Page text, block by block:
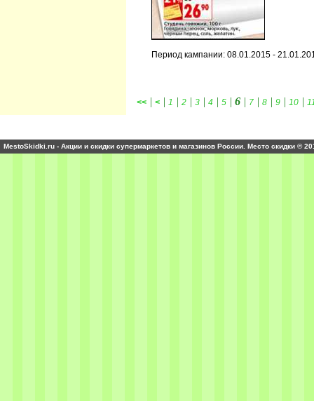
Период кампании: 08.01.2015 -
<< | < | 1 | 2 | 3 | 4 | 5 | 6 | 7 | 8 | 9 | 10 |
MestoSkidki.ru - Акции и скидки супермаркетов и магазинов России. Место скидки ©